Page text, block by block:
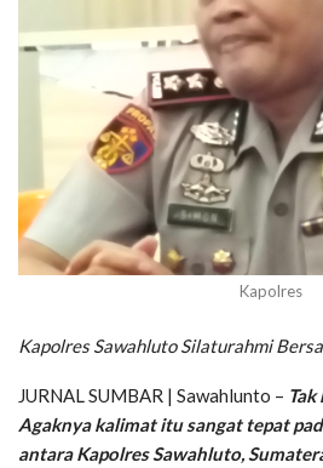
Kapolres
Kapolres Sawahluto Silaturahmi
JURNAL SUMBAR | Sawahlunto –
Agaknya kalimat itu sangat tepat
antara Kapolres Sawahluto,